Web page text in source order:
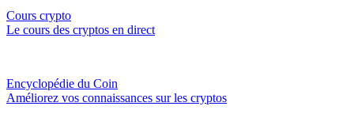
Cours crypto
Le cours des cryptos en direct
Encyclopédie du Coin
Améliorez vos connaissances sur les cryptos